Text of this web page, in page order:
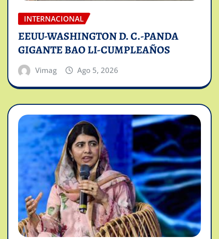
INTERNACIONAL
EEUU-WASHINGTON D. C.-PANDA
GIGANTE BAO LI-CUMPLEAÑOS
Vimag Ago 5, 2026